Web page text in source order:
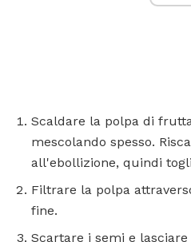
Scaldare la polpa di
mescolando spesso.
all'ebollizione, quindi
Filtrare la polpa
fine.
Scartare i semi e